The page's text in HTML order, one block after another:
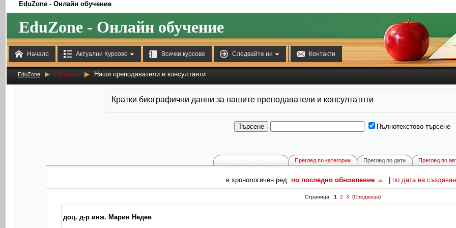
 Начало  Актуални Курсове  Всички курсове  Следвайте ни  Контакти
EduZone - Онлайн обучение
EduZone - Онлайн обучение
EduZone ▶ Речници ▶ Наши преподаватели и консултанти
Кратки биографични данни за нашите преподаватели и консултатнти
Пълнотекстово търсене
Преглед по категории Преглед по дати Преглед по
в хронологичен ред: по последно обновление по дата на
Страница: 1 2 3 (Следваща)
доц. д-р инж. Марин Недев